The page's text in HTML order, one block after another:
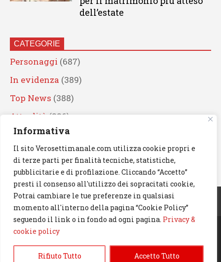
Informativa
Il sito Verosettimanale.com utilizza cookie propri e
di terze parti per finalità tecniche, statistiche,
pubblicitarie e di profilazione. Cliccando “Accetto”
presti il consenso all'utilizzo dei sopracitati cookie,
Potrai cambiare le tue preferenze in qualsiasi
momento all'interno della pagina “Cookie Policy”
seguendo il link o in fondo ad ogni pagina. Privacy &
cookie policy
Rifiuto Tutto Accetto Tutto
dell’estate
CATEGORIE
Personaggi (687)
In evidenza (389)
Top News (388)
Attualità (336)
Eventi(330)
Artisti (241)
News(238)
Cerca
© 2023 Verosettimanale.com. All rights reserved.